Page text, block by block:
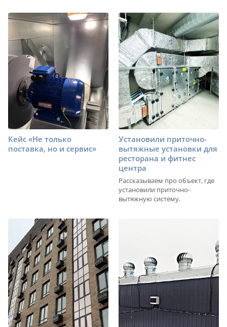
Кейс «Не только
поставка, но и сервис»
Установили приточно-
вытяжные установки для
ресторана и фитнес
центра
Рассказываем про объект, где
установили приточно-
вытяжную систему.